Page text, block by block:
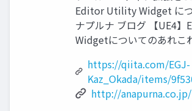
Editor Utility Widget につ
ナプルナ ブログ 【UE4
Widgetについてのあれこ
https://qiita.com/EGJ-
Kaz_Okada/items/
http://